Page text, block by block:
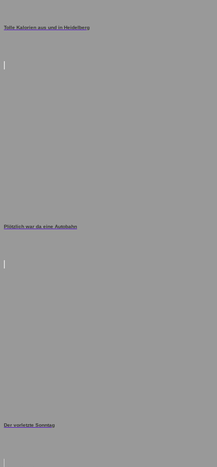
Tolle Kalorien aus und in Heidelberg
Plötzlich war da eine Autobahn
Der vorletzte Sonntag